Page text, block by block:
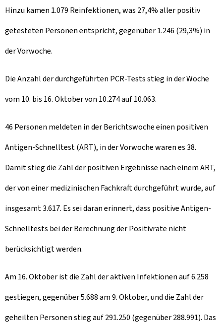
Hinzu kamen 1.079 Reinfektionen, was 27,4% aller positiv
getesteten Personen entspricht, gegenüber 1.246 (29,3%) in
der Vorwoche.
Die Anzahl der durchgeführten PCR-Tests stieg in der Woche
vom 10. bis 16. Oktober von 10.274 auf 10.063.
46 Personen meldeten in der Berichtswoche einen positiven
Antigen-Schnelltest (ART), in der Vorwoche waren es 38.
Damit stieg die Zahl der positiven Ergebnisse nach einem ART,
der von einer medizinischen Fachkraft durchgeführt wurde, auf
insgesamt 3.617. Es sei daran erinnert, dass positive Antigen-
Schnelltests bei der Berechnung der Positivrate nicht
berücksichtigt werden.
Am 16. Oktober ist die Zahl der aktiven Infektionen auf 6.258
gestiegen, gegenüber 5.688 am 9. Oktober, und die Zahl der
geheilten Personen stieg auf 291.250 (gegenüber 288.991). Das